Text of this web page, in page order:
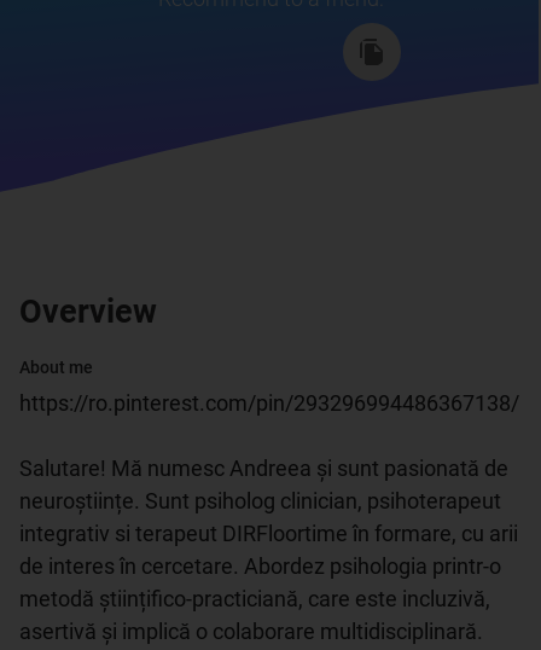
Overview
About me
https://ro.pinterest.com/pin/293296994486367138/
Salutare! Mă numesc Andreea și sunt pasionată de
neuroștiințe. Sunt psiholog clinician, psihoterapeut
integrativ si terapeut DIRFloortime în formare, cu arii
de interes în cercetare. Abordez psihologia printr-o
metodă științifico-practiciană, care este incluzivă,
asertivă și implică o colaborare multidisciplinară.